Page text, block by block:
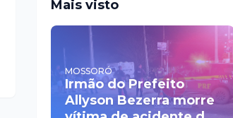
Mais visto
MOSSORÓ
Irmão do Prefeito
Allyson Bezerra morre